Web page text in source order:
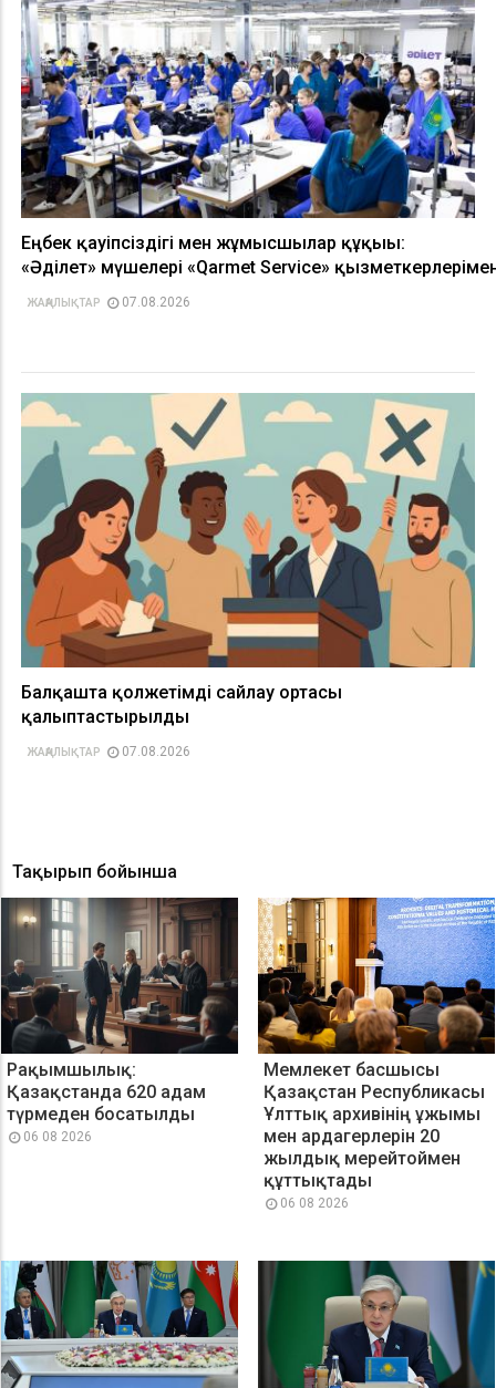
Еңбек қауіпсіздігі мен жұмысшылар құқығы:
«Әділет» мүшелері «Qarmet Service»
ЖАҢАЛЫҚТАР 07.08.2026
Балқашта қолжетімді сайлау ортасы
қалыптастырылды
ЖАҢАЛЫҚТАР 07.08.2026
Тақырып бойынша
Рақымшылық:
Қазақстанда 620 адам
түрмеден босатылды
06 08 2026
Мемлекет басшысы
Қазақстан Республикасы
Ұлттық архивінің ұжымы
мен ардагерлерін 20
жылдық мерейтоймен
құттықтады
06 08 2026